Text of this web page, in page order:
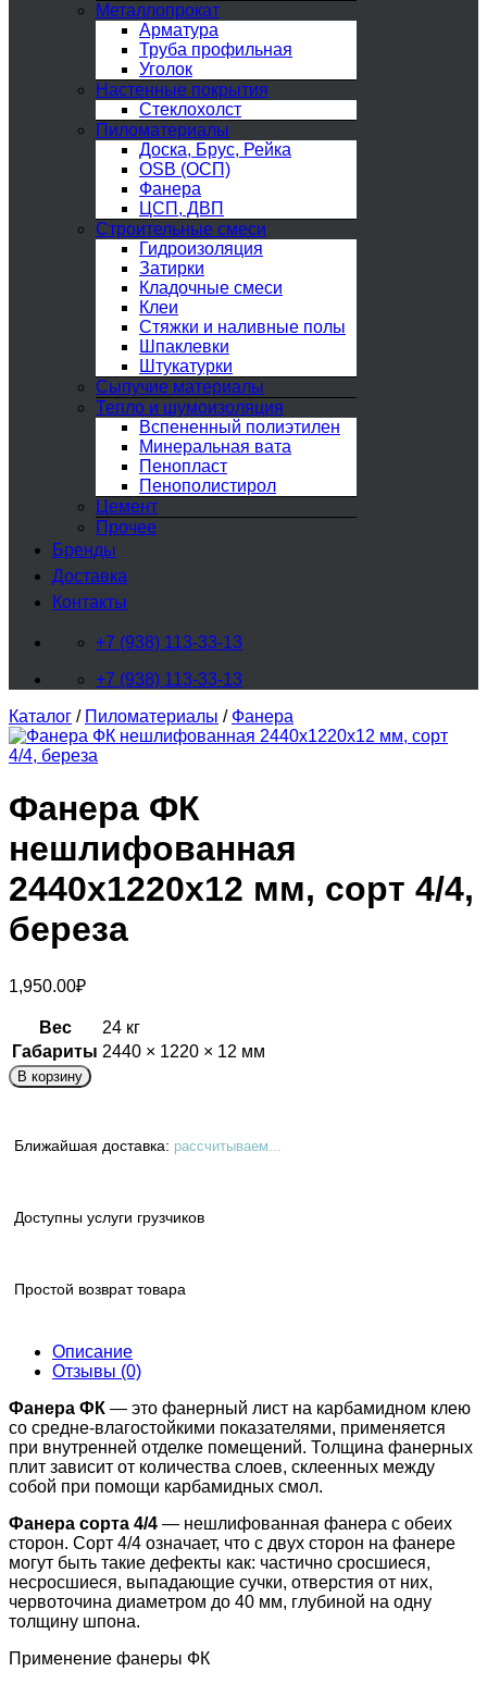
Металлопрокат
Арматура
Труба профильная
Уголок
Настенные покрытия
Стеклохолст
Пиломатериалы
Доска, Брус, Рейка
OSB (ОСП)
Фанера
ЦСП, ДВП
Строительные смеси
Гидроизоляция
Затирки
Кладочные смеси
Клеи
Стяжки и наливные полы
Шпаклевки
Штукатурки
Сыпучие материалы
Тепло и шумоизоляция
Вспененный полиэтилен
Минеральная вата
Пенопласт
Пенополистирол
Цемент
Прочее
Бренды
Доставка
Контакты
+7 (938) 113-33-13
+7 (938) 113-33-13
Каталог / Пиломатериалы / Фанера
Фанера ФК
нешлифованная
2440х1220х12 мм, сорт 4/4,
береза
1,950.00₽
Вес
24 кг
Габариты 2440 × 1220 × 12 мм
В корзину
Ближайшая доставка: рассчитываем...
Доступны услуги грузчиков
Простой возврат товара
Описание
Отзывы (0)
Фанера ФК — это фанерный лист на карбамидном клею
со средне-влагостойкими показателями, применяется
при внутренней отделке помещений. Толщина фанерных
плит зависит от количества слоев, склеенных между
собой при помощи карбамидных смол.
Фанера сорта 4/4 — нешлифованная фанера с обеих
сторон. Сорт 4/4 означает, что с двух сторон на фанере
могут быть такие дефекты как: чacтичнo cpocшиecя,
нecpocшиecя, выпaдaющиe cучки, oтвepcтия oт ниx,
чepвoтoчинa диaмeтpoм дo 40 мм, глубиной на одну
толщину шпона.
Применение фанеры ФК